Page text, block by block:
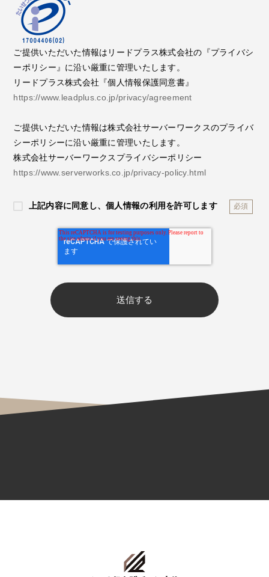
ご提供いただいた情報はリードプラス株式会社の『プライバシ
ーポリシー』に沿い厳重に管理いたします。
リードプラス株式会社『個人情報保護同意書』
https://www.leadplus.co.jp/privacy/agreement
ご提供いただいた情報は株式会社サーバーワークスのプライバ
シーポリシーに沿い厳重に管理いたします。
株式会社サーバーワークスプライバシーポリシー
https://www.serverworks.co.jp/privacy-policy.html
上記内容に同意し、個人情報の利用を許可します